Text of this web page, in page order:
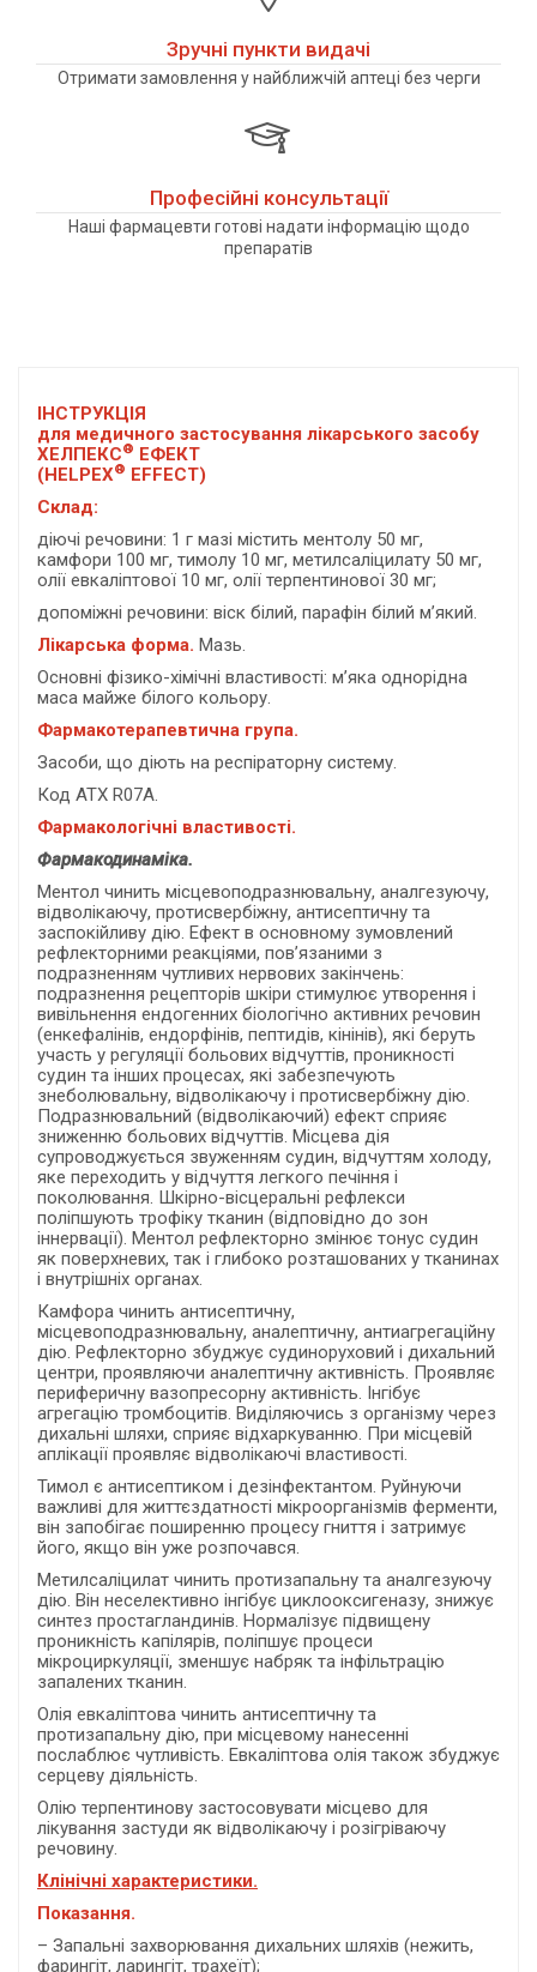
Зручні пункти видачі
Отримати замовлення у найближчій аптеці без черги
Професійні консультації
Наші фармацевти готові надати інформацію щодо
препаратів
ІНСТРУКЦІЯ
для медичного застосування лікарського засобу
ХЕЛПЕКС® ЕФЕКТ
(HELPEX® EFFECT)
Склад:
діючі речовини: 1 г мазі містить ментолу 50 мг,
камфори 100 мг, тимолу 10 мг, метилсаліцилату 50 мг,
олії евкаліптової 10 мг, олії терпентинової 30 мг;
допоміжні речовини: віск білий, парафін білий м’який.
Лікарська форма. Мазь.
Основні фізико-хімічні властивості: м’яка однорідна
маса майже білого кольору.
Фармакотерапевтична група.
Засоби, що діють на респіраторну систему.
Код ATХ R07A.
Фармакологічні властивості.
Фармакодинаміка.
Ментол чинить місцевоподразнювальну, аналгезуючу,
відволікаючу, протисвербіжну, антисептичну та
заспокійливу дію. Ефект в основному зумовлений
рефлекторними реакціями, пов’язаними з
подразненням чутливих нервових закінчень:
подразнення рецепторів шкіри стимулює утворення і
вивільнення ендогенних біологічно активних речовин
(енкефалінів, ендорфінів, пептидів, кінінів), які беруть
участь у регуляції больових відчуттів, проникності
судин та інших процесах, які забезпечують
знеболювальну, відволікаючу і протисвербіжну дію.
Подразнювальний (відволікаючий) ефект сприяє
зниженню больових відчуттів. Місцева дія
супроводжується звуженням судин, відчуттям холоду,
яке переходить у відчуття легкого печіння і
поколювання. Шкірно-вісцеральні рефлекси
поліпшують трофіку тканин (відповідно до зон
іннервації). Ментол рефлекторно змінює тонус судин
як поверхневих, так і глибоко розташованих у тканинах
і внутрішніх органах.
Камфора чинить антисептичну,
місцевоподразнювальну, аналептичну, антиагрегаційну
дію. Рефлекторно збуджує судиноруховий і дихальний
центри, проявляючи аналептичну активність. Проявляє
периферичну вазопресорну активність. Інгібує
агрегацію тромбоцитів. Виділяючись з організму через
дихальні шляхи, сприяє відхаркуванню. При місцевій
аплікації проявляє відволікаючі властивості.
Тимол є антисептиком і дезінфектантом. Руйнуючи
важливі для життєздатності мікроорганізмів ферменти,
він запобігає поширенню процесу гниття і затримує
його, якщо він уже розпочався.
Метилсаліцилат чинить протизапальну та аналгезуючу
дію. Він неселективно інгібує циклооксигеназу, знижує
синтез простагландинів. Нормалізує підвищену
проникність капілярів, поліпшує процеси
мікроциркуляції, зменшує набряк та інфільтрацію
запалених тканин.
Олія евкаліптова чинить антисептичну та
протизапальну дію, при місцевому нанесенні
послаблює чутливість. Евкаліптова олія також збуджує
серцеву діяльність.
Олію терпентинову застосовувати місцево для
лікування застуди як відволікаючу і розігріваючу
речовину.
Клінічні характеристики.
Показання.
– Запальні захворювання дихальних шляхів (нежить,
фарингіт, ларингіт, трахеїт);